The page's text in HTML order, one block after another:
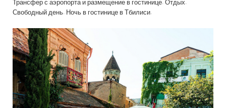
Трансфер с аэропорта и размещение в гостинице. Отдых.
Свободный день. Ночь в гостинице в Тбилиси.